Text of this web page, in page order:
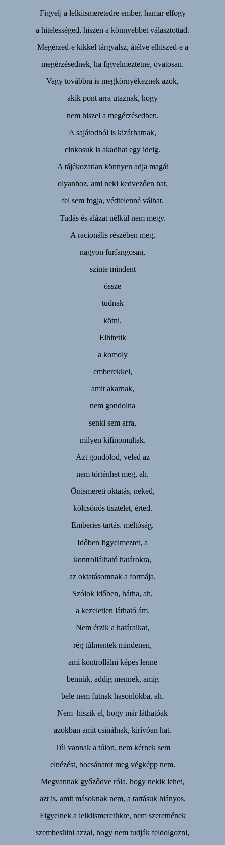
Figyelj a lelkiismeretedre ember, hamar elfogy
a hitelességed, hiszen a könnyebbet választottad.
Megérzed-e kikkel tárgyalsz, átélve elhiszed-e a
megérzésednek, ha figyelmeztetne, óvatosan.
Vagy továbbra is megkörnyékeznek azok,
akik pont arra utaznak, hogy
nem hiszel a megérzésedben.
A sajátodból is kizárhatnak,
cinkosuk is akadhat egy ideig.
A tájékozatlan könnyen adja magát
olyanhoz, ami neki kedvezően hat,
fel sem fogja, védtelenné válhat.
Tudás és alázat nélkül nem megy.
A racionális részében meg,
nagyon furfangosan,
szinte mindent
össze
tudnak
kötni.
Elhitetik
a komoly
emberekkel,
amit akarnak,
nem gondolna
senki sem arra,
milyen kifinomultak.
Azt gondolod, veled az
nem történhet meg, ah.
Önismereti oktatás, neked,
kölcsönös tisztelet, érted.
Emberies tartás, méltóság.
Időben figyelmeztet, a
kontrollálható határokra,
az oktatásomnak a formája.
Szólok időben, hátha, ah,
a kezeletlen látható ám.
Nem érzik a határaikat,
rég túlmentek mindenen,
ami kontrollálni képes lenne
bennük, addig mennek, amíg
bele nem futnak hasonlókba, ah.
Nem hiszik el, hogy már láthatóak
azokban amit csinálnak, kirívóan hat.
Túl vannak a túlon, nem kérnek sem
elnézést, bocsánatot meg végképp nem.
Megvannak győződve róla, hogy nekik lehet,
azt is, amit másoknak nem, a tartásuk hiányos.
Figyelnek a lelkiismeretükre, nem szeretnének
szembesülni azzal, hogy nem tudják feldolgozni,